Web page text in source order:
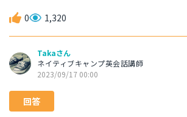
0 1,320
Takaさん
ネイティブキャンプ英会話講師
2023/09/17 00:00
回答